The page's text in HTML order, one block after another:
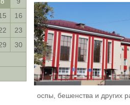
16
23
30
оспы, бешенства и других